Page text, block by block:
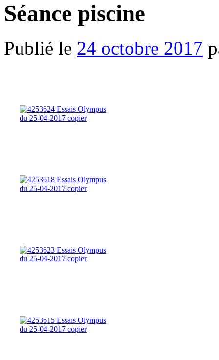
Séance piscine
Publié le 24 octobre 2017